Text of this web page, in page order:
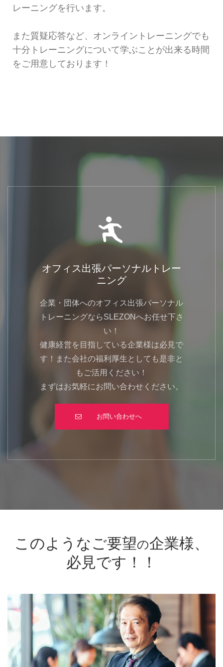
レーニングを行います。
また質疑応答など、オンライントレーニングでも
十分トレーニングについて学ぶことが出来る時間
をご用意しております！
オフィス出張パーソナルトレー
ニング
企業・団体へのオフィス出張パーソナル
トレーニングならSLEZONへお任せ下さ
い！
健康経営を目指している企業様は必見で
す！また会社の福利厚生としても是非と
もご活用ください！
まずはお気軽にお問い合わせください。
お問い合わせへ
このようなご要望の企業様、
必見です！！